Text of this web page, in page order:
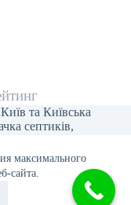
максимального
сайта.
та Київська
септиків,
ілу та піску,
ям від мулу.